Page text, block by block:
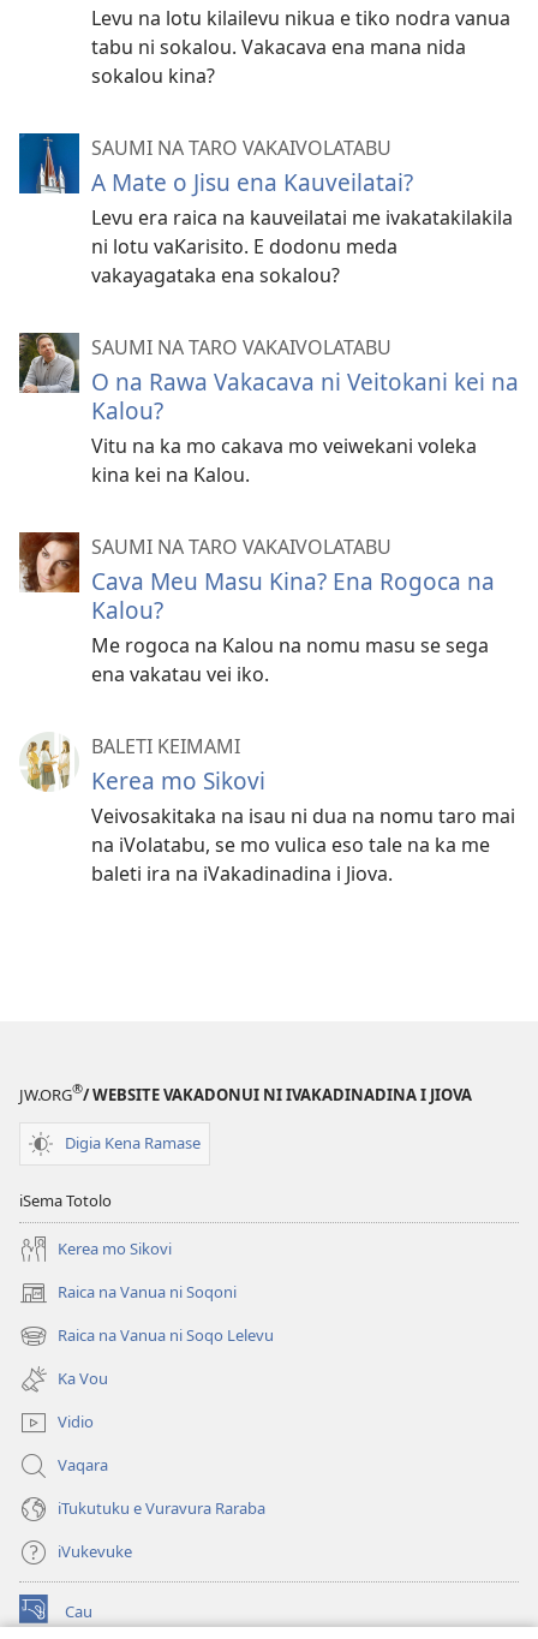
Levu na lotu kilailevu nikua e tiko nodra vanua
tabu ni sokalou. Vakacava ena mana nida
sokalou kina?
SAUMI NA TARO VAKAIVOLATABU
A Mate o Jisu ena Kauveilatai?
Levu era raica na kauveilatai me ivakatakilakila
ni lotu vaKarisito. E dodonu meda
vakayagataka ena sokalou?
SAUMI NA TARO VAKAIVOLATABU
O na Rawa Vakacava ni Veitokani kei na
Kalou?
Vitu na ka mo cakava mo veiwekani voleka
kina kei na Kalou.
SAUMI NA TARO VAKAIVOLATABU
Cava Meu Masu Kina? Ena Rogoca na
Kalou?
Me rogoca na Kalou na nomu masu se sega
ena vakatau vei iko.
BALETI KEIMAMI
Kerea mo Sikovi
Veivosakitaka na isau ni dua na nomu taro mai
na iVolatabu, se mo vulica eso tale na ka me
baleti ira na iVakadinadina i Jiova.
JW.ORG®/ WEBSITE VAKADONUI NI IVAKADINADINA I JIOVA
Digia Kena Ramase
iSema Totolo
Kerea mo Sikovi
Raica na Vanua ni Soqoni
(opens
new
window)
Raica na Vanua ni Soqo Lelevu
(opens
new
window)
Ka Vou
Vidio
Vaqara
iTukutuku e Vuravura Raraba
iVukevuke
Cau
(opens